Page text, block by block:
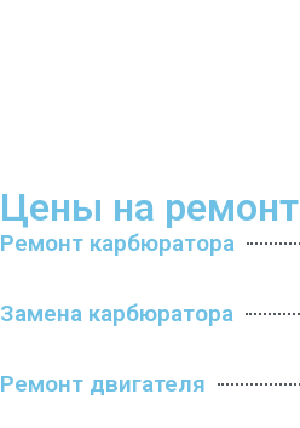
Цены на ремонт
Ремонт карбюратора
Замена карбюратора
Ремонт двигателя